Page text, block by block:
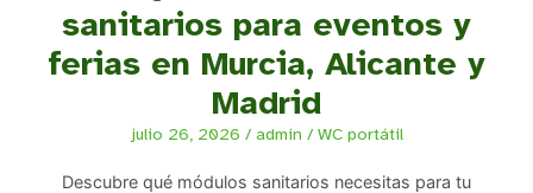
sanitarios para eventos y
ferias en Murcia, Alicante y
Madrid
julio 26, 2026 / admin / WC portátil
Descubre qué módulos sanitarios necesitas para tu